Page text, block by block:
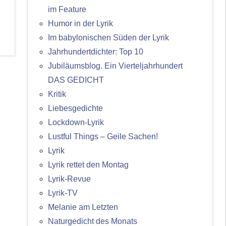
im Feature
Humor in der Lyrik
Im babylonischen Süden der Lyrik
Jahrhundertdichter: Top 10
Jubiläumsblog. Ein Vierteljahrhundert
DAS GEDICHT
Kritik
Liebesgedichte
Lockdown-Lyrik
Lustful Things – Geile Sachen!
Lyrik
Lyrik rettet den Montag
Lyrik-Revue
Lyrik-TV
Melanie am Letzten
Naturgedicht des Monats